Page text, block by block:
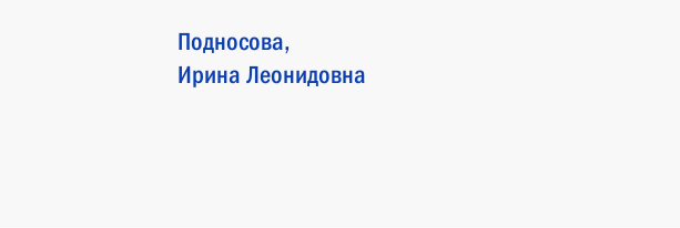
Подносова,
Ирина Леонидовна